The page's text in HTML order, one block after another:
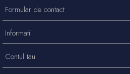
Formular de contact
Informatii
Contul tau